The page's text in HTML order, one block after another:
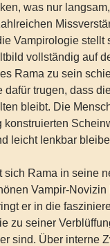
was nur
Vampirologie stellt
vollständig auf
Rama zu sein
dafür trugen, dass
bleibt. Die
konstruierten
leicht lenkbar
sich Rama in seine
Vampir-Novizin
er in die
zu seiner
sind. Über interne